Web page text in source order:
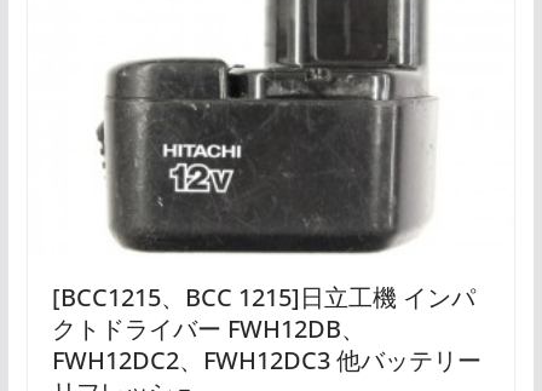
[BCC1215、BCC 1215]日立工機 インパ
クトドライバー FWH12DB、
FWH12DC2、FWH12DC3 他バッテリー